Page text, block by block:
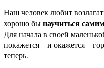
Наш человек любит
хорошо бынаучиться
Для начала в своей
покажется – и окажется –
теперь.